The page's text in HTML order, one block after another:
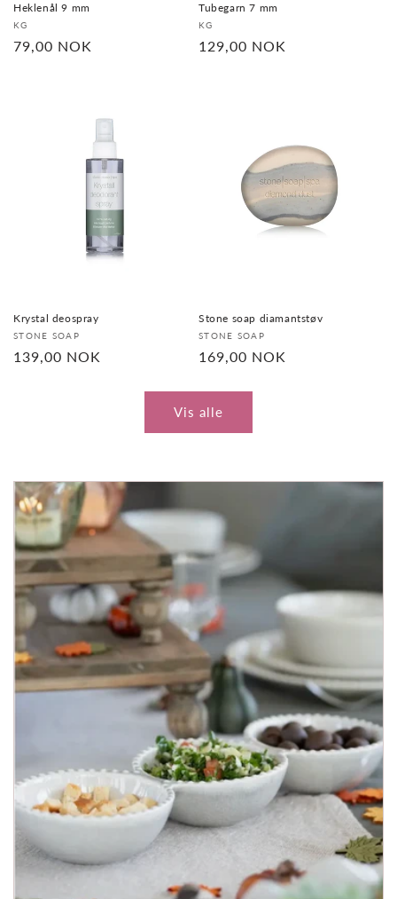
Heklenål 9 mm
Selger:
KG
Vanlig
79,00 NOK
Tubegarn 7 mm
Selger:
KG
Vanlig
129,00 NOK
Krystal deospray
Selger:
STONE SOAP
Vanlig
139,00 NOK
Stone soap diamantstøv
Selger:
STONE SOAP
Vanlig
169,00 NOK
Vis alle